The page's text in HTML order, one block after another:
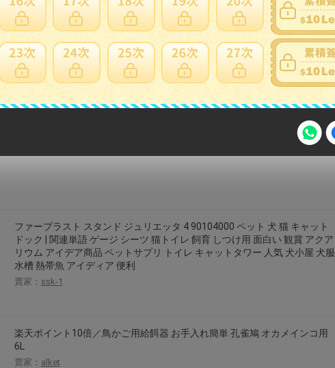
開始至2026年8月31日晚上23:59結束。
到1次，逾期不得補簽。
參加本活動，若要參加APP加碼活動，可掃瞄QRcode下載APP。
ネスティングボックス付き耐候性家禽15〜20羽の鶏用の大きなチキンコー
プ 249X136X165 木製マルチレベルヘンハウス CM 鶏小屋大型 屋外チキン
コープ Yellow
賣家： doops
ファープラスト スタンド ジュリエッタ 4 90104000 ペット 犬 猫 キャット
ドック | 関連単語 ゲージ シーツ 猫トイレ 飼育 しつけ用 面白い 観賞 アクア
リウム アイデア商品 ペットサプリ トイレ キャットタワー 人気 犬小屋 犬服
水槽 熱帯魚 アイディア 便利
賣家： ssk-1
楽天ポイント10倍／鳥かご用給餌器 お手入れ簡単 孔雀鳩 オカメインコ用
6L
賣家： alket